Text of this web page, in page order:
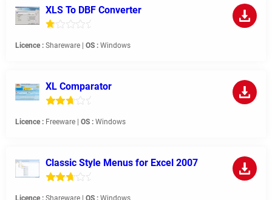
XLS To DBF Converter
Licence : Shareware | OS : Windows
XL Comparator
Licence : Freeware | OS : Windows
Classic Style Menus for Excel 2007
Licence : Shareware | OS : Windows